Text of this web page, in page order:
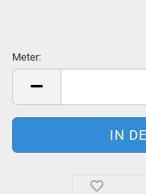
Meter:
Meter